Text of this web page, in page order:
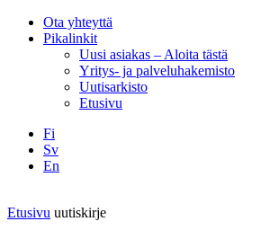
Ota yhteyttä
Pikalinkit
Uusi asiakas – Aloita tästä
Yritys- ja palveluhakemisto
Uutisarkisto
Etusivu
Fi
Sv
En
Etusivu uutiskirje